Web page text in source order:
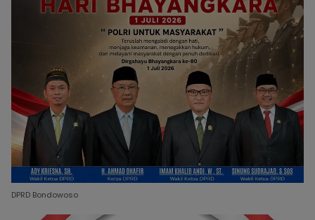
DPRD Bondowoso